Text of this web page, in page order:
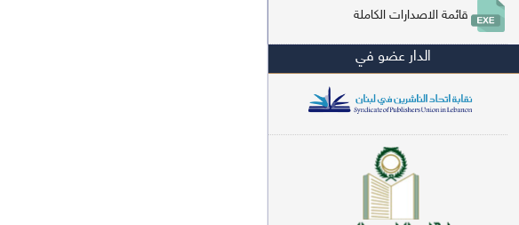
علم كلام (96)
أخلاق وتصوف (91)
سير وتراجم (90)
معاجم لغوية (89)
سيرة نبوية وتصوف (81)
قائمة الاصدارات الكاملة
الدار عضو في